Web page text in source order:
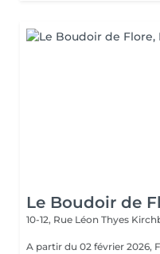
Le Boudoir de
10-12, Rue Léon Thyes
A partir du 02 février 2026, Florence, riche de son expérience